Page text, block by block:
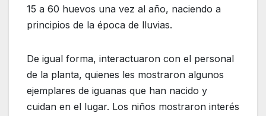
15 a 60 huevos una vez al año, naciendo a
principios de la época de lluvias.
De igual forma, interactuaron con el personal
de la planta, quienes les mostraron algunos
ejemplares de iguanas que han nacido y
cuidan en el lugar. Los niños mostraron interés